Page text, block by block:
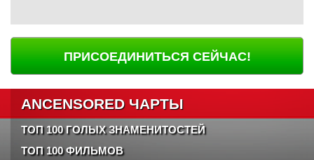
ПРИСОЕДИНИТЬСЯ СЕЙЧАС!
ANCENSORED ЧАРТЫ
ТОП 100 ГОЛЫХ ЗНАМЕНИТОСТЕЙ
ТОП 100 ФИЛЬМОВ